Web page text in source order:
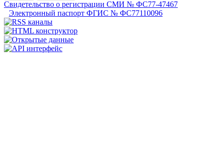
Свидетельство о регистрации СМИ № ФС77-47467
Электронный паспорт ФГИС № ФС77110096